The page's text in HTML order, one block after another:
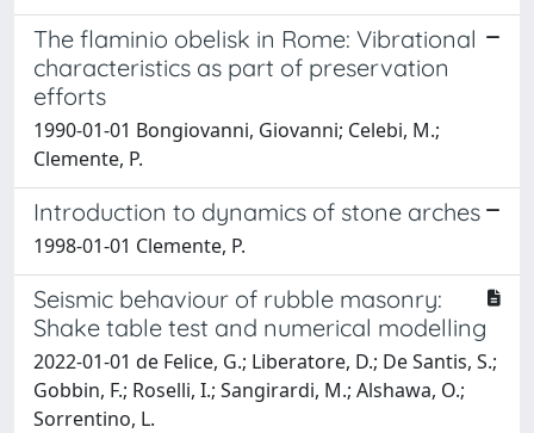
The flaminio obelisk in Rome: Vibrational
characteristics as part of preservation
efforts
1990-01-01 Bongiovanni, Giovanni; Celebi, M.;
Clemente, P.
Introduction to dynamics of stone arches
1998-01-01 Clemente, P.
Seismic behaviour of rubble masonry:
Shake table test and numerical modelling
2022-01-01 de Felice, G.; Liberatore, D.; De Santis, S.;
Gobbin, F.; Roselli, I.; Sangirardi, M.; Alshawa, O.;
Sorrentino, L.